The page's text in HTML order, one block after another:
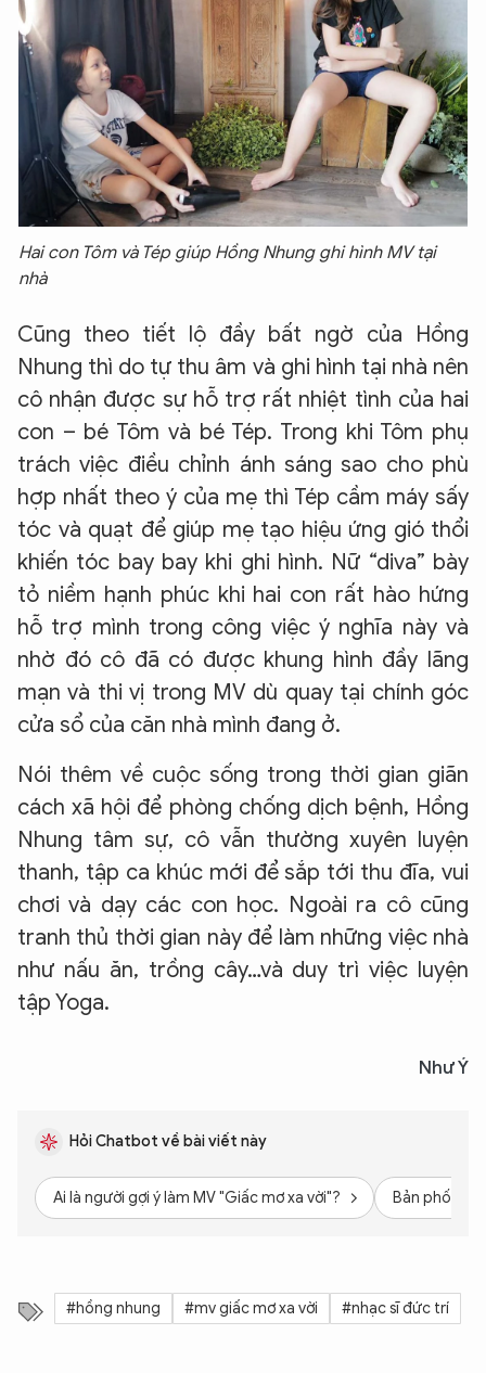
Hai con Tôm và Tép giúp Hồng Nhung ghi hình MV tại
nhà
Cũng theo tiết lộ đầy bất ngờ của Hồng
Nhung thì do tự thu âm và ghi hình tại nhà nên
cô nhận được sự hỗ trợ rất nhiệt tình của hai
con – bé Tôm và bé Tép. Trong khi Tôm phụ
trách việc điều chỉnh ánh sáng sao cho phù
hợp nhất theo ý của mẹ thì Tép cầm máy sấy
tóc và quạt để giúp mẹ tạo hiệu ứng gió thổi
khiến tóc bay bay khi ghi hình. Nữ “diva” bày
tỏ niềm hạnh phúc khi hai con rất hào hứng
hỗ trợ mình trong công việc ý nghĩa này và
nhờ đó cô đã có được khung hình đầy lãng
mạn và thi vị trong MV dù quay tại chính góc
cửa sổ của căn nhà mình đang ở.
Nói thêm về cuộc sống trong thời gian giãn
cách xã hội để phòng chống dịch bệnh, Hồng
Nhung tâm sự, cô vẫn thường xuyên luyện
thanh, tập ca khúc mới để sắp tới thu đĩa, vui
chơi và dạy các con học. Ngoài ra cô cũng
tranh thủ thời gian này để làm những việc nhà
như nấu ăn, trồng cây…và duy trì việc luyện
tập Yoga.
Như Ý
Hỏi Chatbot về bài viết này
Ai là người gợi ý làm MV "Giấc mơ xa vời"? Bản phối
#hồng nhung #mv giấc mơ xa vời #nhạc sĩ đức trí